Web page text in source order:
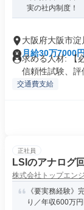
実の社内制度！
大阪府大阪市淀
月給30万7000
求める人材: 【
信頼性試験、評
交通費支給
正社員
LSIのアナログ
株式会社トップエン
《要実務経験》
り／年収600万